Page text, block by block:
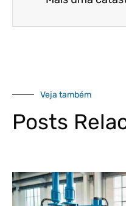
Veja também
Posts